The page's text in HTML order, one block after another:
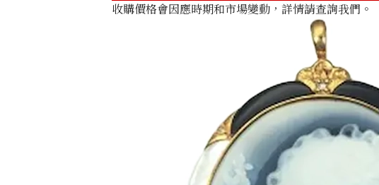
收購價格會因應時期和市場變動，詳情請查詢我們。